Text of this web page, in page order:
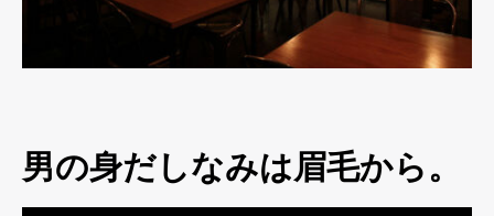
男の身だしなみは眉毛から。